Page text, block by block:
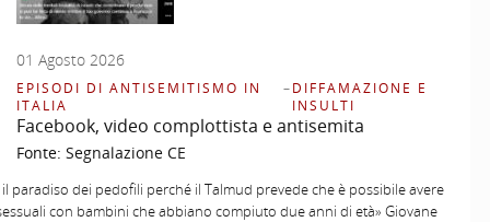
01 Agosto 2026
EPISODI DI ANTISEMITISMO IN
ITALIA
–DIFFAMAZIONE E
INSULTI
Facebook, video complottista e antisemita
Fonte: Segnalazione CE
il paradiso dei pedofili perché il Talmud prevede che è possibile avere
con bambini che abbiano compiuto due anni di età» Giovane